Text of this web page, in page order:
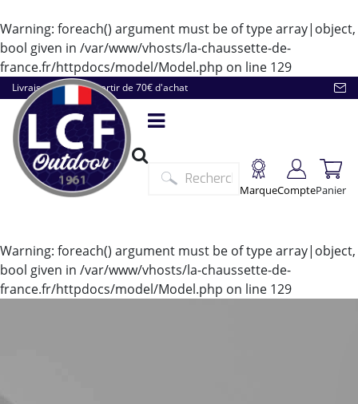
Warning: foreach() argument must be of type array|object,
bool given in /var/www/vhosts/la-chaussette-de-
france.fr/httpdocs/model/Model.php on line 129
Livraison offerte à partir de 70€ d'achat
MarqueComptePanier
Warning: foreach() argument must be of type array|object,
bool given in /var/www/vhosts/la-chaussette-de-
france.fr/httpdocs/model/Model.php on line 129